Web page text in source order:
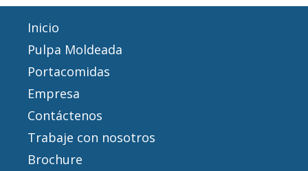
Inicio
Pulpa Moldeada
Portacomidas
Empresa
Contáctenos
Trabaje con nosotros
Brochure